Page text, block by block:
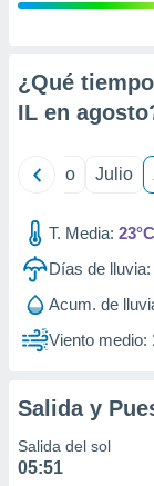
e
mediante
publicidad
de
1199
¿Qué
IL en agosto
Junio Julio
T. Media: 23°C
Días de lluvia:
Acum. de
Viento medio:
Salida y
Salida del sol
05:51